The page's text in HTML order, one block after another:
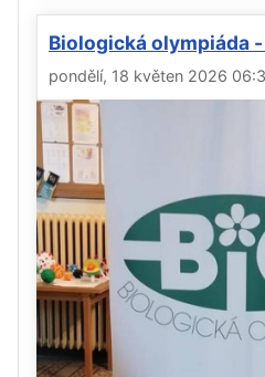
Biologická olympiáda
pondělí, 18 květen 2026